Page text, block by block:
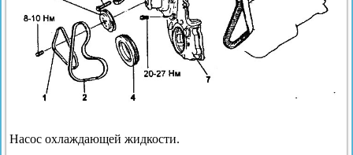
Насос охлаждающей жидкости.